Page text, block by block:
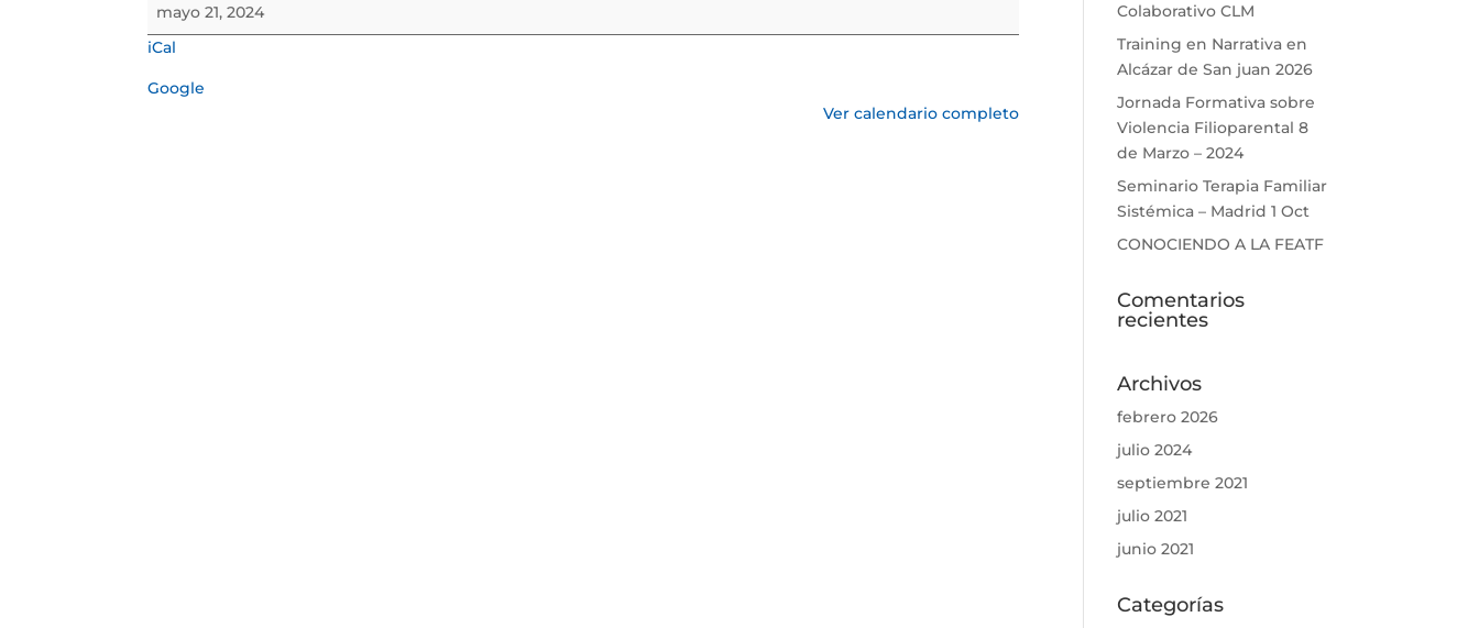
Terapia
Familiar
mayo 21, 2024
iCal
Google
Ver calendario completo
Colaborativo CLM
Training en Narrativa en
Alcázar de San juan 2026
Jornada Formativa sobre
Violencia Filioparental 8
de Marzo – 2024
Seminario Terapia Familiar
Sistémica – Madrid 1 Oct
CONOCIENDO A LA FEATF
Comentarios
recientes
Archivos
febrero 2026
julio 2024
septiembre 2021
julio 2021
junio 2021
Categorías